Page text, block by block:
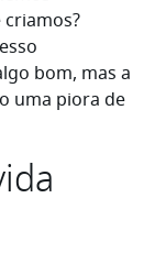
bom, mas a
uma piora de